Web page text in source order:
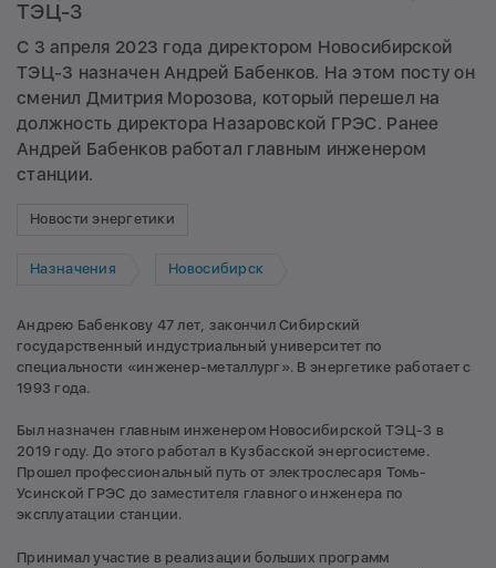
ТЭЦ-3
С 3 апреля 2023 года директором Новосибирской
ТЭЦ-3 назначен Андрей Бабенков. На этом посту он
сменил Дмитрия Морозова, который перешел на
должность директора Назаровской ГРЭС. Ранее
Андрей Бабенков работал главным инженером
станции.
Новости энергетики
Назначения Новосибирск
Андрею Бабенкову 47 лет, закончил Сибирский
государственный индустриальный университет по
специальности «инженер-металлург». В энергетике работает с
1993 года.
Был назначен главным инженером Новосибирской ТЭЦ-3 в
2019 году. До этого работал в Кузбасской энергосистеме.
Прошел профессиональный путь от электрослесаря Томь-
Усинской ГРЭС до заместителя главного инженера по
эксплуатации станции.
Принимал участие в реализации больших программ